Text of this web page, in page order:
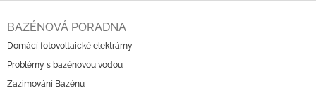
BAZÉNOVÁ PORADNA
Domácí fotovoltaické elektrárny
Problémy s bazénovou vodou
Zazimování Bazénu